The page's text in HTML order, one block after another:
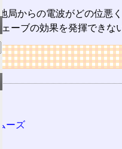
局からの電波がどの位悪
ーブの効果を発揮できな
ーズ